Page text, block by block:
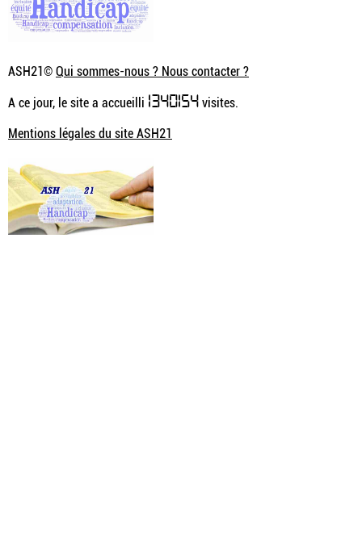
ASH21©Qui sommes-nous ? Nous contacter ?
A ce jour, le site a accueilli 1340154visites.
Mentions légales du site ASH21